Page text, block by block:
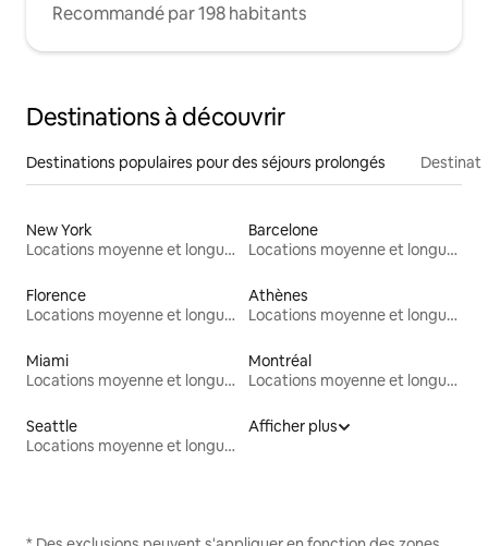
Recommandé par 198 habitants
Destinations à découvrir
Destinations populaires pour des séjours prolongés
New York
Locations moyenne et longue durée
Barcelone
Locations moyenne et longue durée
Florence
Locations moyenne et longue durée
Athènes
Locations moyenne et longue durée
Miami
Locations moyenne et longue durée
Montréal
Locations moyenne et longue durée
Seattle
Locations moyenne et longue durée
Afficher plus